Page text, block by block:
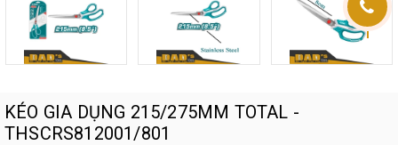
KÉO GIA DỤNG 215/275MM TOTAL -
THSCRS812001/801